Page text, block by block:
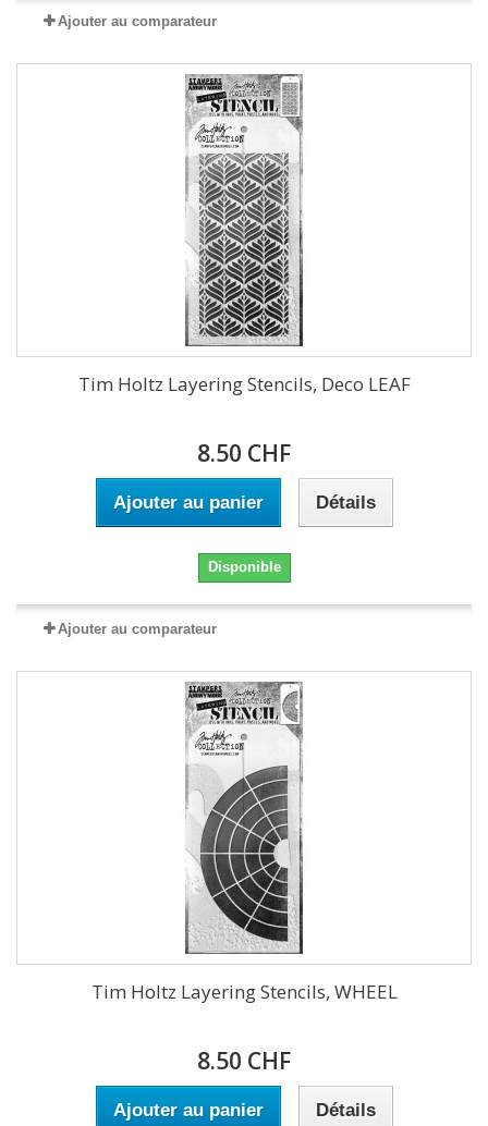
Ajouter au comparateur
Tim Holtz Layering Stencils, Deco LEAF
8.50 CHF
Ajouter au panier Détails
Disponible
Ajouter au comparateur
Tim Holtz Layering Stencils, WHEEL
8.50 CHF
Ajouter au panier Détails